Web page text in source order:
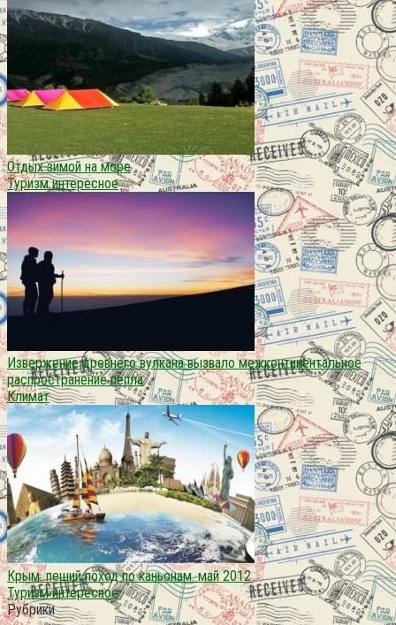
Отдых зимой на море
Туризм интересное
Извержение древнего вулкана вызвало межконтинентальное
распространение пепла
Климат
Крым. пеший поход по каньонам. май 2012
Туризм интересное
Рубрики